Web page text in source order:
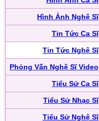
Hình Ảnh Nghệ Sĩ
Tin Tức Ca Sĩ
Tin Tức Nghệ Sĩ
Phỏng Vấn Nghệ Sĩ Video
Tiểu Sử Ca Sĩ
Tiểu Sử Nhạc Sĩ
Tiểu Sử Nghệ Sĩ